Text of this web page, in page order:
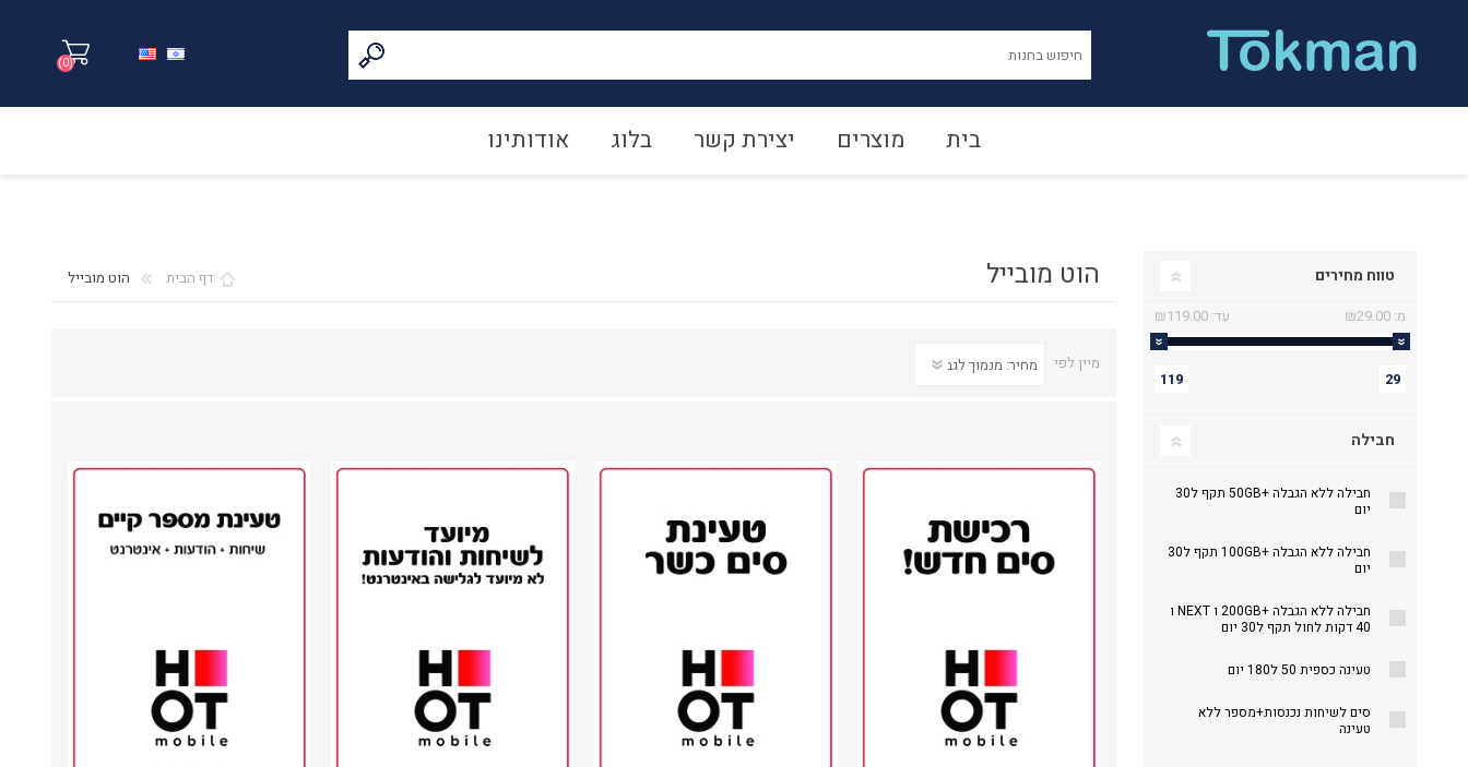
(0)
בית מוצרים יצירת קשר בלוג אודותינו
הוט מובייל דף הבית הוט מובייל
מיין לפי
טווח מחירים
מ: ₪29.00 עד: ₪119.00
29
119
חבילה
חבילה ללא הגבלה +50GB תקף ל30
יום
חבילה ללא הגבלה +100GB תקף ל30
יום
חבילה ללא הגבלה +200GB ו NEXT ו
40 דקות לחול תקף ל30 יום
טעינה כספית 50 ל180 יום
סים לשיחות נכנסות+מספר ללא
טעינה